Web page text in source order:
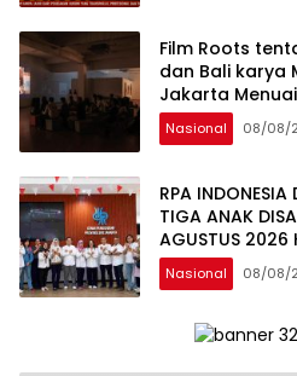
Film Roots
dan Bali karya
Jakarta
Nasional 08/08/
RPA INDONESIA
TIGA ANAK
AGUSTUS 2026
BERSEKOLAH!
Nasional 08/08/